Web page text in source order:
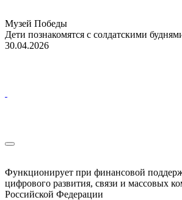
Музей Победы
Дети познакомятся с солдатскими
30.04.2026
Функционирует при финансовой
цифрового развития, связи и массовых
Российской Федерации